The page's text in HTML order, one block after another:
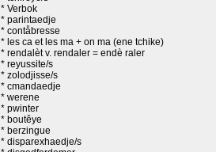
* Verbok
* parintaedje
* contåbresse
* les ca et les ma + on ma (ene tchike)
* rendalèt v. rendaler = endè raler
* reyussite/s
* zolodjisse/s
* cmandaedje
* werene
* pwinter
* boutêye
* berzingue
* disparexhaedje/s